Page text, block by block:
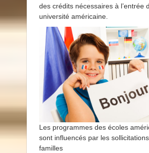
des crédits nécessaires à l’entrée
université américaine.
Les programmes des écoles
sont influencés par les
familles